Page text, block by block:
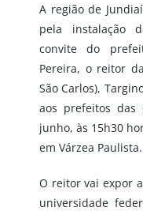
A região de
pela instalação
convite do
Pereira, o reitor
São Carlos),
aos prefeitos das
junho, às 15h30
em Várzea Paulista.
O reitor vai expor
universidade